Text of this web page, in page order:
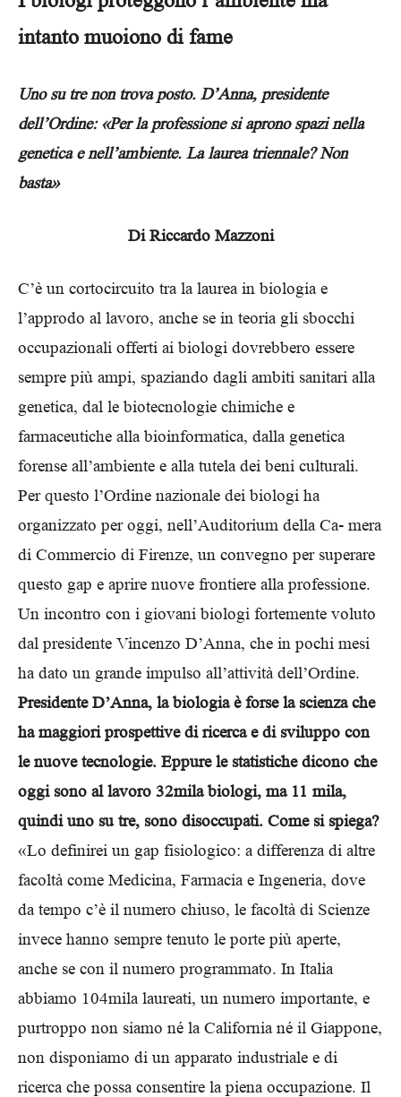
intanto muoiono di fame
Uno su tre non trova posto. D’Anna, presidente
dell’Ordine: «Per la professione si aprono spazi nella
genetica e nell’ambiente. La laurea triennale? Non
basta»
Di Riccardo Mazzoni
C’è un cortocircuito tra la laurea in biologia e
l’approdo al lavoro, anche se in teoria gli sbocchi
occupazionali offerti ai biologi dovrebbero essere
sempre più ampi, spaziando dagli ambiti sanitari alla
genetica, dal le biotecnologie chimiche e
farmaceutiche alla bioinformatica, dalla genetica
forense all’ambiente e alla tutela dei beni culturali.
Per questo l’Ordine nazionale dei biologi ha
organizzato per oggi, nell’Auditorium della Ca- mera
di Commercio di Firenze, un convegno per superare
questo gap e aprire nuove frontiere alla professione.
Un incontro con i giovani biologi fortemente voluto
dal presidente Vincenzo D’Anna, che in pochi mesi
ha dato un grande impulso all’attività dell’Ordine.
Presidente D’Anna, la biologia è forse la scienza che
ha maggiori prospettive di ricerca e di sviluppo con
le nuove tecnologie. Eppure le statistiche dicono che
oggi sono al lavoro 32mila biologi, ma 11 mila,
quindi uno su tre, sono disoccupati. Come si spiega?
«Lo definirei un gap fisiologico: a differenza di altre
facoltà come Medicina, Farmacia e Ingeneria, dove
da tempo c’è il numero chiuso, le facoltà di Scienze
invece hanno sempre tenuto le porte più aperte,
anche se con il numero programmato. In Italia
abbiamo 104mila laureati, un numero importante, e
purtroppo non siamo né la California né il Giappone,
non disponiamo di un apparato industriale e di
ricerca che possa consentire la piena occupazione. Il